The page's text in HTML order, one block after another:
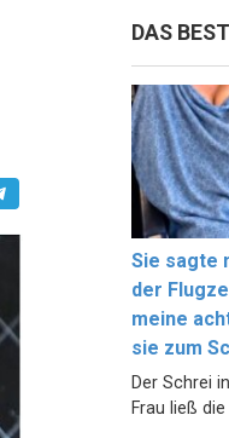
DAS
Sie sagte
der
meine
sie zum
Der Schrei
Frau ließ